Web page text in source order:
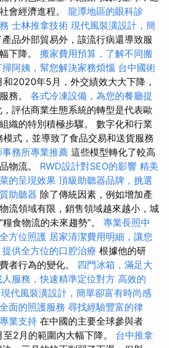
會經濟進程。 龍潭地區的眼科診
士林推拿技術 現代風裝潢設計，簡
產品外部貿易外，該流行病還導致服
下降。 搬家費用預算，了解不同搬
阿姨，幫您解決家務煩惱 台中國術
2020年5月，外交績效大大下降，
務。 各式冷凍設備，為您的餐廳提
，評估商業生態系統的轉型是代表歐
織的特別積極步驟。 數字化和行業
式，並導致了食品交易和送貨服務
務所專業推薦 這些模型轉化了較高
物流。 RWD設計對SEO的影響 精美
的呈現效果 頂級助聽器品牌，挑選
助聽器 除了傳統因素，例如增加產
流領域有限，銷售領域越來越小，城
食物流的未來趨勢”。 專業長照中
方位照護 居家清潔費用明細，讓您
供全方位的口腔治療 根據他的研
者行為的變化。 四門冰箱，滿足大
服務，快速精準定位對方 高效的
現代風裝潢設計，簡單卻富有時尚感
面的照護服務 尋找經驗豐富的律
業支持 在中國的主要全球參與者
2月的範圍內大幅下降。 台中推拿